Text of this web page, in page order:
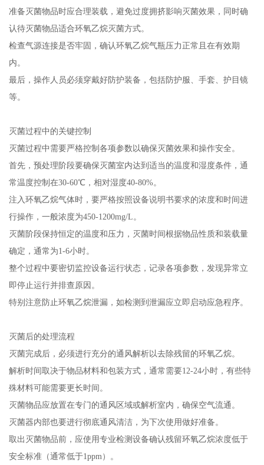
准备灭菌物品时应合理装载，避免过度拥挤影响灭菌效果，同时确
认待灭菌物品适合环氧乙烷灭菌方式。
检查气源连接是否牢固，确认环氧乙烷气瓶压力正常且在有效期
内。
最后，操作人员必须穿戴好防护装备，包括防护服、手套、护目镜
等。
灭菌过程中的关键控制
灭菌过程中需要严格控制各项参数以确保灭菌效果和操作安全。
首先，预处理阶段要确保灭菌室内达到适当的温度和湿度条件，通
常温度控制在30-60℃，相对湿度40-80%。
注入环氧乙烷气体时，要严格按照设备说明书要求的浓度和时间进
行操作，一般浓度为450-1200mg/L。
灭菌阶段保持恒定的温度和压力，灭菌时间根据物品性质和装载量
确定，通常为1-6小时。
整个过程中要密切监控设备运行状态，记录各项参数，发现异常立
即停止运行并排查原因。
特别注意防止环氧乙烷泄漏，如检测到泄漏应立即启动应急程序。
灭菌后的处理流程
灭菌完成后，必须进行充分的通风解析以去除残留的环氧乙烷。
解析时间取决于物品材料和包装方式，通常需要12-24小时，有些特
殊材料可能需要更长时间。
灭菌物品应放置在专门的通风区域或解析室内，确保空气流通。
灭菌器内部也要进行彻底通风清洁，为下次使用做好准备。
取出灭菌物品前，应使用专业检测设备确认残留环氧乙烷浓度低于
安全标准（通常低于1ppm）。